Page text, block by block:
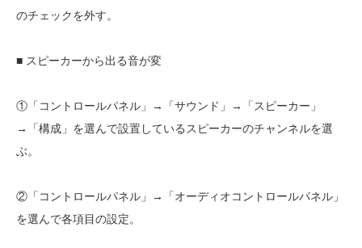
のチェックを外す。
■ スピーカーから出る音が変
①「コントロールパネル」→「サウンド」→「スピーカー」
→「構成」を選んで設置しているスピーカーのチャンネルを選
ぶ。
②「コントロールパネル」→「オーディオコントロールパネル」
を選んで各項目の設定。